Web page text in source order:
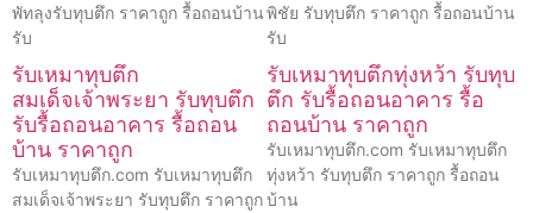
พัทลุงรับทุบตึก ราคาถูก รื้อถอนบ้าน
รับ
พิชัย รับทุบตึก ราคาถูก รื้อถอนบ้าน
รับ
รับเหมาทุบตึก
สมเด็จเจ้าพระยา รับทุบตึก
รับรื้อถอนอาคาร รื้อถอน
บ้าน ราคาถูก
รับเหมาทุบตึก.com รับเหมาทุบตึก
สมเด็จเจ้าพระยา รับทุบตึก ราคาถูก
รับเหมาทุบตึกทุ่งหว้า รับทุบ
ตึก รับรื้อถอนอาคาร รื้อ
ถอนบ้าน ราคาถูก
รับเหมาทุบตึก.com รับเหมาทุบตึก
ทุ่งหว้า รับทุบตึก ราคาถูก รื้อถอน
บ้าน